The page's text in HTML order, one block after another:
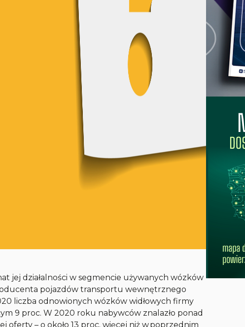
jej działalności w segmencie używanych wózków
pojazdów transportu wewnętrznego
liczba odnowionych wózków widłowych firmy
9 proc. W 2020 roku nabywców znalazło ponad
oferty – o około 13 proc. więcej niż w poprzednim